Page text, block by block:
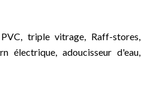
triple vitrage, Raff-stores,
électrique, adoucisseur d'eau,